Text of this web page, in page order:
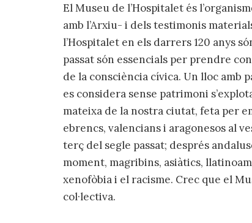
El Museu de l’Hospitalet és
amb l’Arxiu- i dels testimonis
l’Hospitalet en els darrers 120 anys
passat són essencials per prendre
de la consciència cívica. Un lloc amb
es considera sense patrimoni
mateixa de la nostra ciutat, feta per
ebrencs, valencians i aragonesos al
terç del segle passat; després
moment, magribins, asiàtics,
xenofòbia i el racisme. Crec que el
col·lectiva.